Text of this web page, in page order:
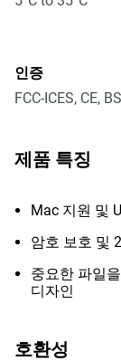
인증
FCC-ICES, CE,
제품 특징
Mac 지원 및
암호 보호 및
중요한 파일
디자인
호환성